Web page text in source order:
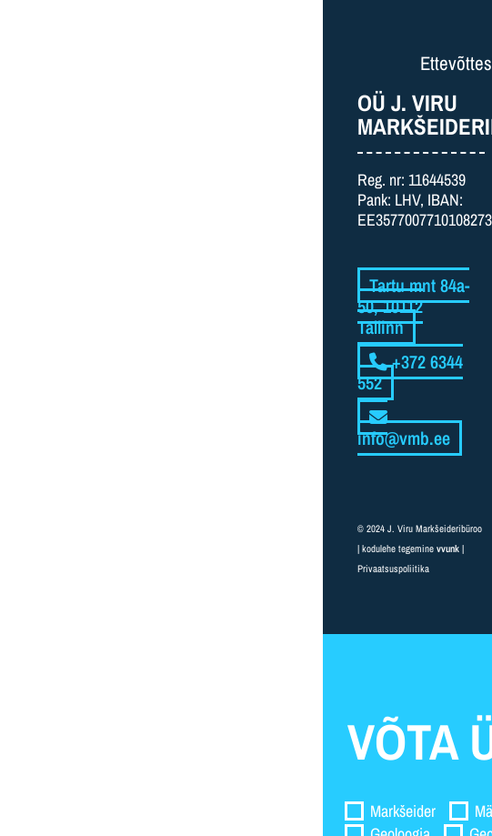
OÜ J. VIRU
Reg. nr: 11644539
Pank: LHV, IBAN:
Tartu mnt 84a-
50, 10112
Tallinn
+372 6344
552
info@vmb.ee
© 2024 J. Viru Markšeideribüroo
| kodulehe tegemine vvunk|
Privaatsuspoliitika
VÕTA
Markšeider